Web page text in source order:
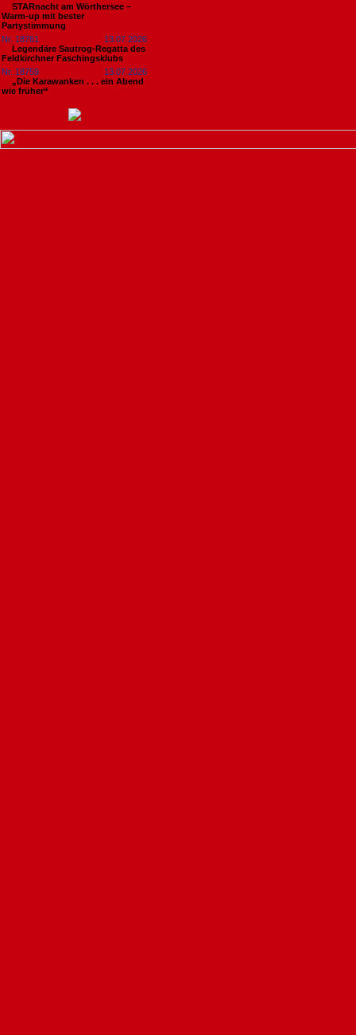
STARnacht am Wörthersee –
Warm-up mit bester
Partystimmung
Nr. 18761
13.07.2026
Legendäre Sautrog-Regatta des
Feldkirchner Faschingsklubs
Nr. 18759
13.07.2026
„Die Karawanken . . . ein Abend
wie früher“